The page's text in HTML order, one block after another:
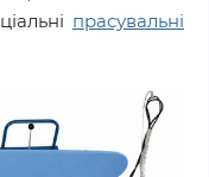
прасувальні